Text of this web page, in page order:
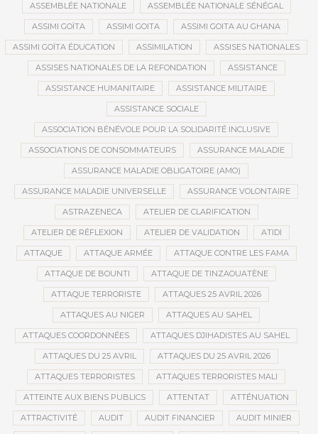
ASSEMBLÉE NATIONALE ASSEMBLÉE NATIONALE SÉNÉGAL
ASSIMI GOÏTA ASSIMI GOITA ASSIMI GOITA AU GHANA
ASSIMI GOÏTA ÉDUCATION ASSIMILATION ASSISES NATIONALES
ASSISES NATIONALES DE LA REFONDATION ASSISTANCE
ASSISTANCE HUMANITAIRE ASSISTANCE MILITAIRE
ASSISTANCE SOCIALE
ASSOCIATION BÉNÉVOLE POUR LA SOLIDARITÉ INCLUSIVE
ASSOCIATIONS DE CONSOMMATEURS ASSURANCE MALADIE
ASSURANCE MALADIE OBLIGATOIRE (AMO)
ASSURANCE MALADIE UNIVERSELLE ASSURANCE VOLONTAIRE
ASTRAZENECA ATELIER DE CLARIFICATION
ATELIER DE RÉFLEXION ATELIER DE VALIDATION ATIDI
ATTAQUE ATTAQUE ARMÉE ATTAQUE CONTRE LES FAMA
ATTAQUE DE BOUNTI ATTAQUE DE TINZAOUATÈNE
ATTAQUE TERRORISTE ATTAQUES 25 AVRIL 2026
ATTAQUES AU NIGER ATTAQUES AU SAHEL
ATTAQUES COORDONNÉES ATTAQUES DJIHADISTES AU SAHEL
ATTAQUES DU 25 AVRIL ATTAQUES DU 25 AVRIL 2026
ATTAQUES TERRORISTES ATTAQUES TERRORISTES MALI
ATTEINTE AUX BIENS PUBLICS ATTENTAT ATTÉNUATION
ATTRACTIVITÉ AUDIT AUDIT FINANCIER AUDIT MINIER